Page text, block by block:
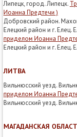
Липецк, город. Липецк.
Иоанна Предтечи )
Добровский район.
Елецкий район и г. Елец.
приделом Иоанна
Елецкий район и г. Елец.
ЛИТВА
Вильнюсский уезд.
приделом Иоанна
Вильнюсский уезд.
МАГАДАНСКАЯ